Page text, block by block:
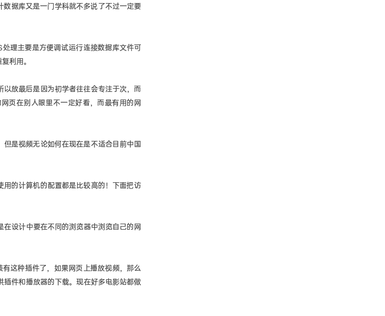
据库又是一门学科就不多说了不过一定要
理主要是方便调试运行连接数据库文件可
利用。
放最后是因为初学者往往会专注于次，而
页在别人眼里不一定好看，而最有用的网
是视频无论如何在现在是不适合目前中国
的计算机的配置都是比较高的！下面把访
设计中要在不同的浏览器中浏览自己的网
这种插件了，如果网页上播放视频，那么
件和播放器的下载。现在好多电影站都做